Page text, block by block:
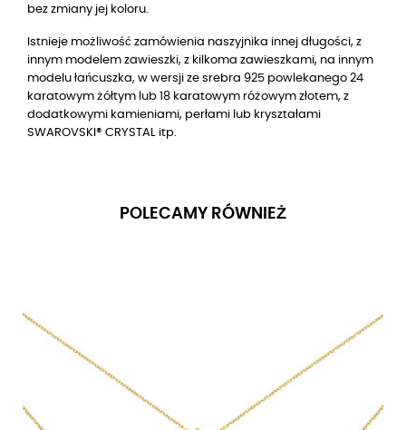
bez zmiany jej koloru.
Istnieje możliwość zamówienia naszyjnika innej długości, z
innym modelem zawieszki, z kilkoma zawieszkami, na innym
modelu łańcuszka, w wersji ze srebra 925 powlekanego 24
karatowym żółtym lub 18 karatowym różowym złotem, z
dodatkowymi kamieniami, perłami lub kryształami
SWAROVSKI® CRYSTAL itp.
POLECAMY RÓWNIEŻ